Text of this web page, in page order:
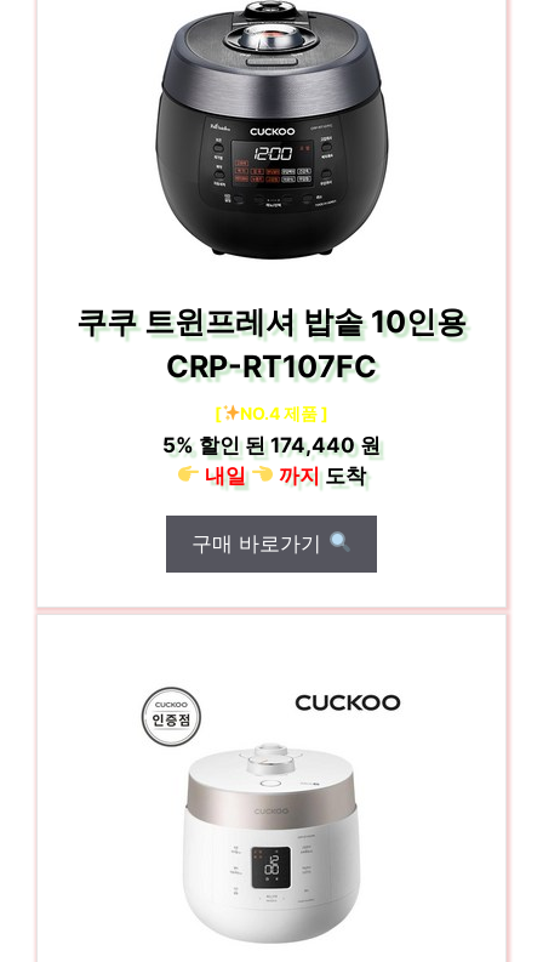
쿠쿠 트윈프레셔 밥솥 10인용
CRP-RT107FC
[ NO.4 제품 ]
5% 할인 된174,440 원
내일
까지도착
구매 바로가기